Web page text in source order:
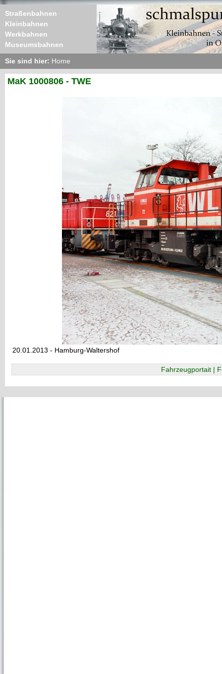
Straßenbahnen
Kleinbahnen
Werkbahnen
Museumsbahnen
Sie sind hier: Home
MaK 1000806 - TWE
20.01.2013 - Hamburg-Waltershof
Fahrzeugportait |